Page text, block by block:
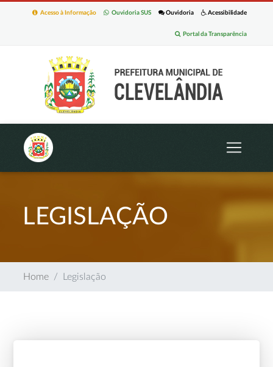
Acessibilidade
Ouvidoria
Ouvidoria SUS
Acesso à Informação
Portal da Transparência
LEGISLAÇÃO
Home Legislação